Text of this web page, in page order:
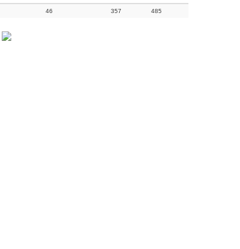
46 357 485